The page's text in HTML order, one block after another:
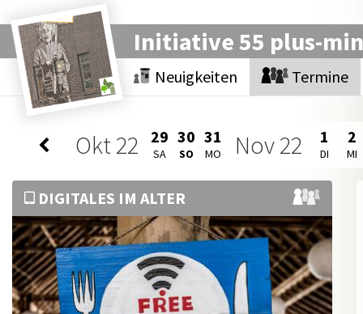
Initiative 55 plus-
Neuigkeiten Termine
Okt22 29
SA
30
SO
31
MO Nov22 1
DI
2
MI
DIGITALES IM ALTER